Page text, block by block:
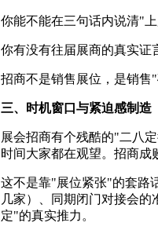
你能不能在三句话内说清"
你有没有往届展商的真实证
招商不是销售展位，是销售"
三、时机窗口与紧迫感制造
展会招商有个残酷的"二八
时间大家都在观望。招商成
这不是靠"展位紧张"的套路
几家）、同期闭门对接会
定"的真实推力。